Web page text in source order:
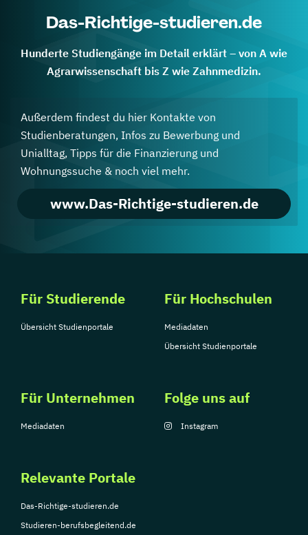
Das-Richtige-studieren.de
Hunderte Studiengänge im Detail erklärt – von A wie
Agrarwissenschaft bis Z wie Zahnmedizin.
Außerdem findest du hier Kontakte von
Studienberatungen, Infos zu Bewerbung und
Unialltag, Tipps für die Finanzierung und
Wohnungssuche & noch viel mehr.
www.Das-Richtige-studieren.de
Für Studierende
Übersicht Studienportale
Für Hochschulen
Mediadaten
Übersicht Studienportale
Für Unternehmen
Mediadaten
Relevante Portale
Das-Richtige-studieren.de
Studieren-berufsbegleitend.de
Folge uns auf
Instagram